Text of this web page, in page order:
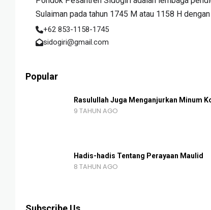
Sulaiman pada tahun 1745 M atau 1158 H
+62 853-1158-1745
sidogiri@gmail.com
Popular
Rasulullah Juga Menganjurkan Minum
9 TAHUN AGO
Hadis-hadis Tentang Perayaan Maulid
8 TAHUN AGO